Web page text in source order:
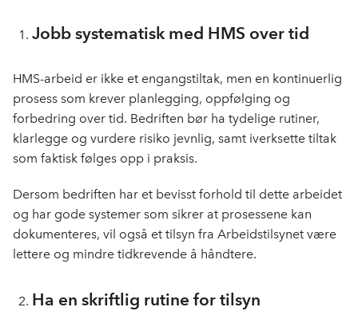
Jobb systematisk med HMS over tid
HMS-arbeid er ikke et engangstiltak, men en kontinuerlig
prosess som krever planlegging, oppfølging og
forbedring over tid. Bedriften bør ha tydelige rutiner,
klarlegge og vurdere risiko jevnlig, samt iverksette tiltak
som faktisk følges opp i praksis.
Dersom bedriften har et bevisst forhold til dette arbeidet
og har gode systemer som sikrer at prosessene kan
dokumenteres, vil også et tilsyn fra Arbeidstilsynet være
lettere og mindre tidkrevende å håndtere.
Ha en skriftlig rutine for tilsyn